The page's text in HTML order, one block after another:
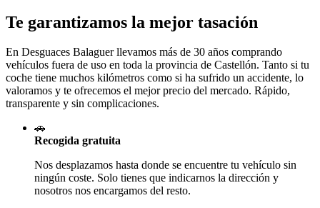
Te garantizamos la mejor tasación
En Desguaces Balaguerllevamos más de 30 años comprando
vehículos fuera de uso en toda la provincia de Castellón. Tanto si tu
coche tiene muchos kilómetros como si ha sufrido un accidente, lo
valoramos y te ofrecemos el mejor precio del mercado. Rápido,
transparente y sin complicaciones.
🚗
Recogida gratuita
Nos desplazamos hasta donde se encuentre tu vehículo sin
ningún coste. Solo tienes que indicarnos la dirección y
nosotros nos encargamos del resto.